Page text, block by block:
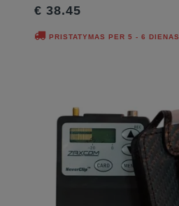
€ 38.45
PRISTATYMAS PER 5 - 6 DIENAS